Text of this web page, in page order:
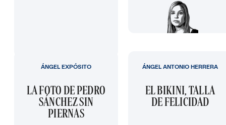
LA FOTO DE PEDRO
SÁNCHEZ SIN
PIERNAS
ÁNGEL EXPÓSITO
EL BIKINI, TALLA
DE FELICIDAD
ÁNGEL ANTONIO HERRERA